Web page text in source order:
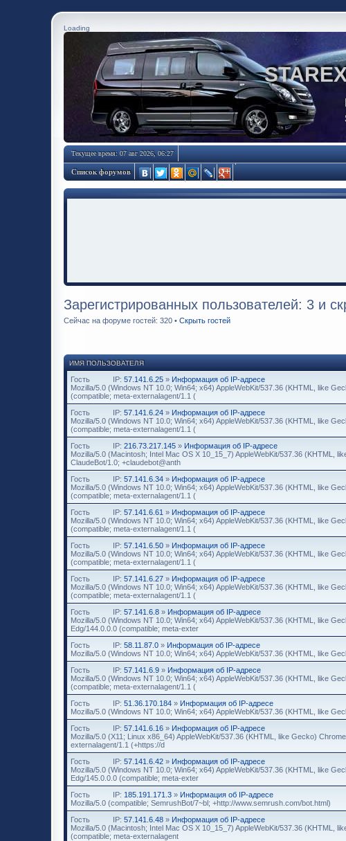
Loading
Текущее время: 07 авг 2026, 06:27
Список форумов
Зарегистрированных пользователей: 3 и
Сейчас на форуме гостей: 320 • Скрыть гостей
ИМЯ ПОЛЬЗОВАТЕЛЯ
Гость IP: 57.141.6.25 » Информация об IP-адресе
Mozilla/5.0 (Windows NT 10.0; Win64; x64) AppleWebKit/537.36 (KHTML, like
(compatible; meta-externalagent/1.1 (
Гость IP: 57.141.6.24 » Информация об IP-адресе
Mozilla/5.0 (Windows NT 10.0; Win64; x64) AppleWebKit/537.36 (KHTML, like
(compatible; meta-externalagent/1.1 (
Гость IP: 216.73.217.145 » Информация об IP-адресе
Mozilla/5.0 (Macintosh; Intel Mac OS X 10_15_7) AppleWebKit/537.36 (KHTML,
ClaudeBot/1.0; +claudebot@anth
Гость IP: 57.141.6.34 » Информация об IP-адресе
Mozilla/5.0 (Windows NT 10.0; Win64; x64) AppleWebKit/537.36 (KHTML, like
(compatible; meta-externalagent/1.1 (
Гость IP: 57.141.6.61 » Информация об IP-адресе
Mozilla/5.0 (Windows NT 10.0; Win64; x64) AppleWebKit/537.36 (KHTML, like
(compatible; meta-externalagent/1.1 (
Гость IP: 57.141.6.50 » Информация об IP-адресе
Mozilla/5.0 (Windows NT 10.0; Win64; x64) AppleWebKit/537.36 (KHTML, like
(compatible; meta-externalagent/1.1 (
Гость IP: 57.141.6.27 » Информация об IP-адресе
Mozilla/5.0 (Windows NT 10.0; Win64; x64) AppleWebKit/537.36 (KHTML, like
(compatible; meta-externalagent/1.1 (
Гость IP: 57.141.6.8 » Информация об IP-адресе
Mozilla/5.0 (Windows NT 10.0; Win64; x64) AppleWebKit/537.36 (KHTML, like
Edg/144.0.0.0 (compatible; meta-exter
Гость IP: 58.11.87.0 » Информация об IP-адресе
Mozilla/5.0 (Windows NT 10.0; Win64; x64) AppleWebKit/537.36 (KHTML, like
Гость IP: 57.141.6.9 » Информация об IP-адресе
Mozilla/5.0 (Windows NT 10.0; Win64; x64) AppleWebKit/537.36 (KHTML, like
(compatible; meta-externalagent/1.1 (
Гость IP: 51.36.170.184 » Информация об IP-адресе
Mozilla/5.0 (Windows NT 10.0; Win64; x64) AppleWebKit/537.36 (KHTML, like
Гость IP: 57.141.6.16 » Информация об IP-адресе
Mozilla/5.0 (X11; Linux x86_64) AppleWebKit/537.36 (KHTML, like Gecko)
externalagent/1.1 (+https://d
Гость IP: 57.141.6.42 » Информация об IP-адресе
Mozilla/5.0 (Windows NT 10.0; Win64; x64) AppleWebKit/537.36 (KHTML, like
Edg/145.0.0.0 (compatible; meta-exter
Гость IP: 185.191.171.3 » Информация об IP-адресе
Mozilla/5.0 (compatible; SemrushBot/7~bl; +http://www.semrush.com/bot.html)
Гость IP: 57.141.6.48 » Информация об IP-адресе
Mozilla/5.0 (Macintosh; Intel Mac OS X 10_15_7) AppleWebKit/537.36 (KHTML,
(compatible; meta-externalagent